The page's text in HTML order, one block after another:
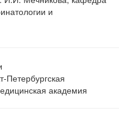
и
Петербургская
академия